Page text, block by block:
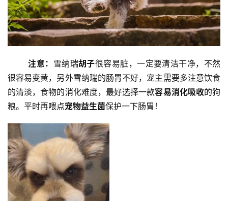
注意： 雪纳瑞胡子很容易脏，一定要清洁干净，不然
很容易变黄，另外雪纳瑞的肠胃不好，宠主需要多注意饮食
的清淡，食物的消化难度，最好选择一款容易消化吸收的狗
粮。平时再喂点宠物益生菌保护一下肠胃！